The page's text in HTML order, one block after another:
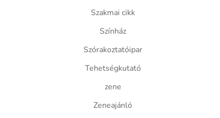
Szakmai cikk
Színház
Szórakoztatóipar
Tehetségkutató
zene
Zeneajánló